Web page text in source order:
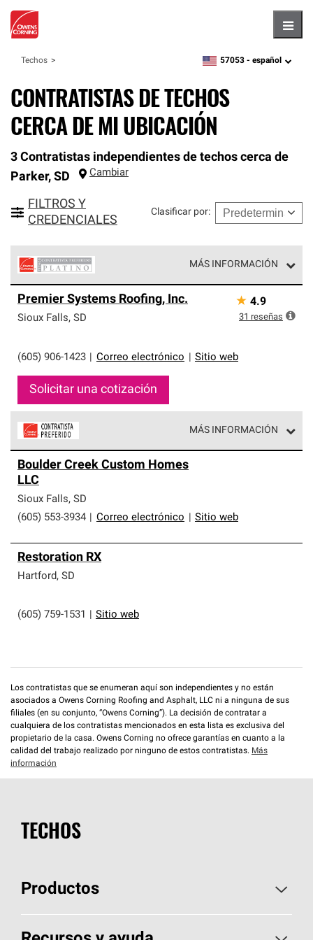
Techos zipcode,language
57053 - español
CONTRATISTAS DE TECHOS
CERCA DE MI UBICACIÓN
3 Contratistas independientes de techos cerca de
Parker, SD Cambiar
FILTROS Y
CREDENCIALES
Clasificar por:
MÁS INFORMACIÓN
Corning constituyen el nivel superior de nuestra red
exclusiva y cumplen con estándares estrictos de
sistemas de techos.
Premier Systems Roofing, Inc.
Sioux Falls, SD
(605) 906-1423 Correo electrónico Sitio web
Solicitar una cotización
★ 4.9
31 reseñas
MÁS INFORMACIÓN
parte de una red exclusiva de profesionales de techos
que cumplen con altos estándares y requisitos estrictos
de profesionalismo y confiabilidad.
Boulder Creek Custom Homes
LLC
Sioux Falls, SD
(605) 553-3934
Correo electrónico Sitio web
Restoration RX
Hartford, SD
(605) 759-1531 Sitio web
Los contratistas que se enumeran aquí son independientes y no están
asociados a Owens Corning Roofing and Asphalt, LLC ni a ninguna de sus
filiales (en su conjunto, “Owens Corning”). La decisión de contratar a
cualquiera de los contratistas mencionados en esta lista es exclusiva del
propietario de la casa. Owens Corning no ofrece garantías en cuanto a la
calidad del trabajo realizado por ninguno de estos contratistas. Más
información
TECHOS
Productos
Elija sus tejas